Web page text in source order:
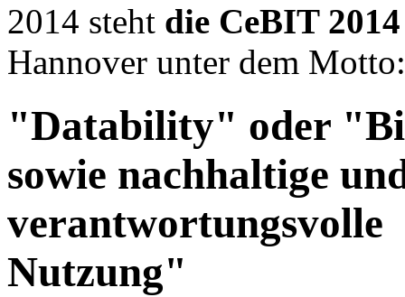
2014 steht die CeBIT 2014
Hannover unter dem Motto:
"Datability" oder
sowie nachhaltige
verantwortungsvolle
Nutzung"